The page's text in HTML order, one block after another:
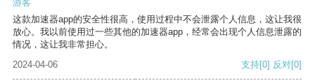
游客
这款加速器app的安全性很高，使用过程中不会泄露个人信息，这让我很
放心。我以前使用过一些其他的加速器app，经常会出现个人信息泄露的
情况，这让我非常担心。
2024-04-06
支持[0] 反对[0]